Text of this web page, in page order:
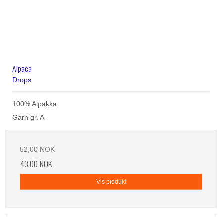
Alpaca
Drops
100% Alpakka
Garn gr. A
52,00 NOK
43,00 NOK
Vis produkt